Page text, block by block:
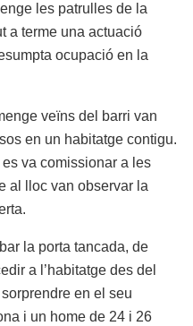
les patrulles de la
a terme una actuació
ocupació en la
veïns del barri van
en un habitatge contigu.
va comissionar a les
al lloc van observar la
la porta tancada, de
a l’habitatge des del
en el seu
i un home de 24 i 26